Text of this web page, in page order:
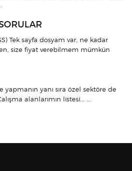
Tek sayfa dosyam var, ne kadar
size fiyat verebilmem mümkün
yanı sıra özel sektöre de
alanlarımın listesi... ...